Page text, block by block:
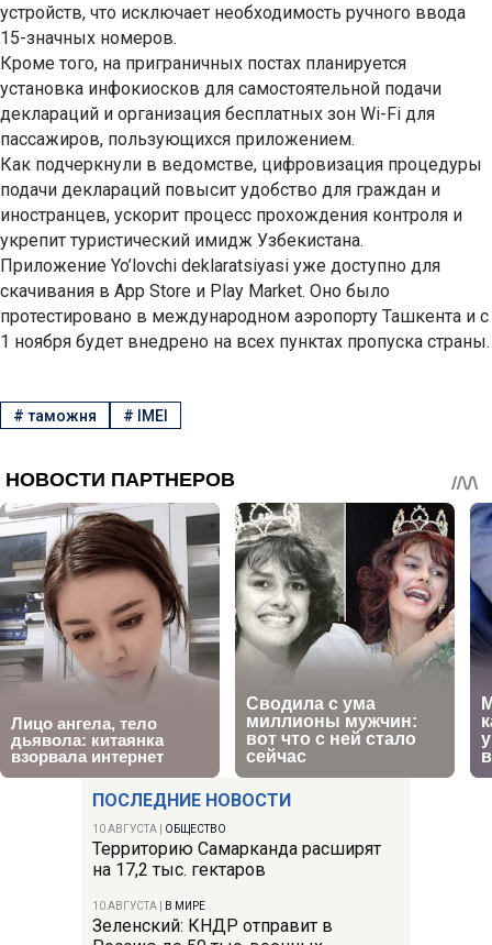
ПОСЛЕДНИЕ НОВОСТИ
10 АВГУСТА ОБЩЕСТВО
Территорию Самарканда расширят
на 17,2 тыс. гектаров
10 АВГУСТА В МИРЕ
Зеленский: КНДР отправит в
устройств, что исключает необходимость ручного ввода
15-значных номеров.
Кроме того, на приграничных постах планируется
установка инфокиосков для самостоятельной подачи
деклараций и организация бесплатных зон Wi-Fi для
пассажиров, пользующихся приложением.
Как подчеркнули в ведомстве, цифровизация процедуры
подачи деклараций повысит удобство для граждан и
иностранцев, ускорит процесс прохождения контроля и
укрепит туристический имидж Узбекистана.
Приложение Yo’lovchi deklaratsiyasi уже доступно для
скачивания в App Store и Play Market. Оно было
протестировано в международном аэропорту Ташкента и с
1 ноября будет внедрено на всех пунктах пропуска страны.
# таможня # IMEI